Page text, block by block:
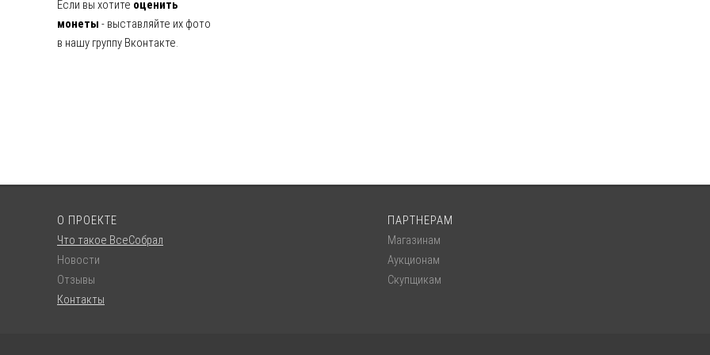
Если вы хотите оценить
монеты - выставляйте их фото
в нашу группу Вконтакте.
О ПРОЕКТЕ
Что такое ВсеСобрал
Новости
Отзывы
Контакты
ПАРТНЕРАМ
Магазинам
Аукционам
Скупщикам